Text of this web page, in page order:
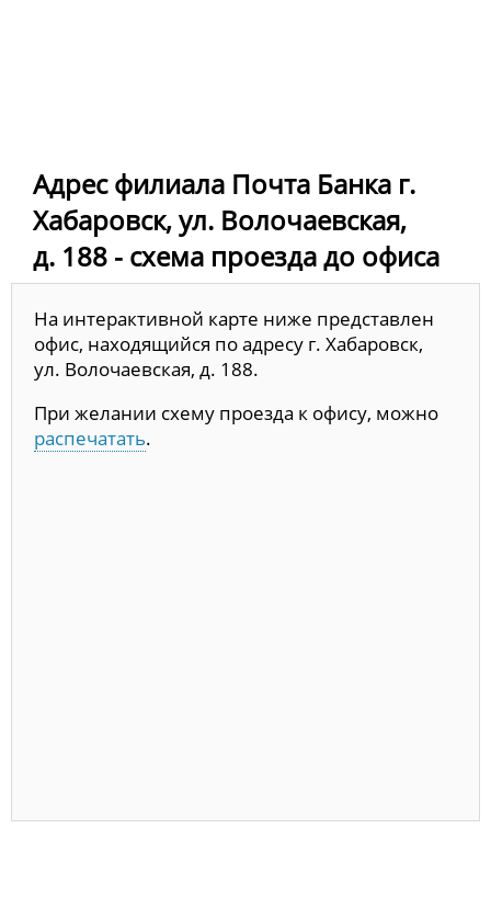
Адрес филиала Почта Банка г.
Хабаровск, ул. Волочаевская,
д. 188 - схема проезда до офиса
На интерактивной карте ниже представлен
офис, находящийся по адресу г. Хабаровск,
ул. Волочаевская, д. 188.
При желании схему проезда к офису, можно
распечатать.